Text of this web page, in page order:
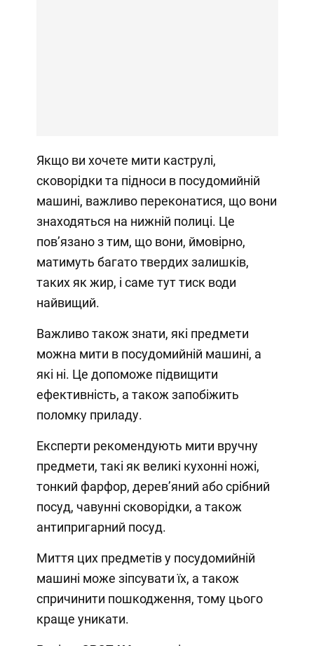
Якщо ви хочете мити каструлі,
сковорідки та підноси в посудомийній
машині, важливо переконатися, що вони
знаходяться на нижній полиці. Це
пов’язано з тим, що вони, ймовірно,
матимуть багато твердих залишків,
таких як жир, і саме тут тиск води
найвищий.
Важливо також знати, які предмети
можна мити в посудомийній машині, а
які ні. Це допоможе підвищити
ефективність, а також запобіжить
поломку приладу.
Експерти рекомендують мити вручну
предмети, такі як великі кухонні ножі,
тонкий фарфор, дерев’яний або срібний
посуд, чавунні сковорідки, а також
антипригарний посуд.
Миття цих предметів у посудомийній
машині може зіпсувати їх, а також
спричинити пошкодження, тому цього
краще уникати.